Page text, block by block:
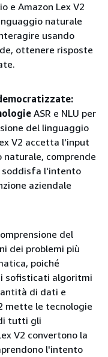
e Amazon Lex V2
naturale
usando
ottenere risposte
ASR e NLU per
del linguaggio
V2 accetta l'input
comprende
soddisfa l'intento
aziendale
del
dei problemi più
poiché
sofisticati algoritmi
di dati e
mette le tecnologie
tutti gli
V2 convertono la
l'intento